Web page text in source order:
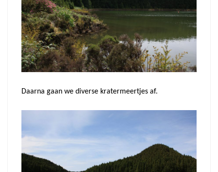
Daarna gaan we diverse kratermeertjes af.